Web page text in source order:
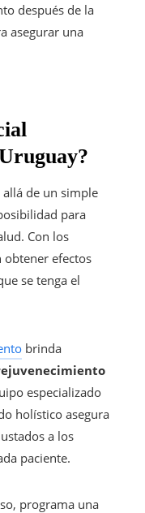
después de la
asegurar una
de un simple
para
Con los
obtener efectos
se tenga el
brinda
especializado
holístico asegura
a los
paciente.
programa una